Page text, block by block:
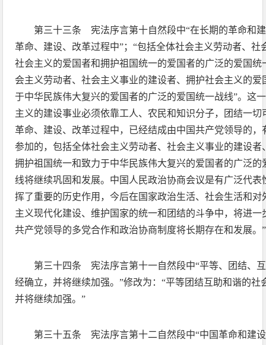
第三十三条 宪法序言第十自然段中“在长期的革命和
革命、建设、改革过程中”；“包括全体社会主义劳动者、社
社会主义的爱国者和拥护祖国统一的爱国者的广泛的爱国统
会主义劳动者、社会主义事业的建设者、拥护社会主义的
于中华民族伟大复兴的爱国者的广泛的爱国统一战线”。这
主义的建设事业必须依靠工人、农民和知识分子，团结一
革命、建设、改革过程中，已经结成由中国共产党领导的
参加的，包括全体社会主义劳动者、社会主义事业的建设
拥护祖国统一和致力于中华民族伟大复兴的爱国者的广泛
线将继续巩固和发展。中国人民政治协商会议是有广泛代
挥了重要的历史作用，今后在国家政治生活、社会生活和
主义现代化建设、维护国家的统一和团结的斗争中，将进
共产党领导的多党合作和政治协商制度将长期存在和发展。”
第三十四条 宪法序言第十一自然段中“平等、团结、
经确立，并将继续加强。”修改为：“平等团结互助和谐的社
并将继续加强。”
第三十五条 宪法序言第十二自然段中“中国革命和建